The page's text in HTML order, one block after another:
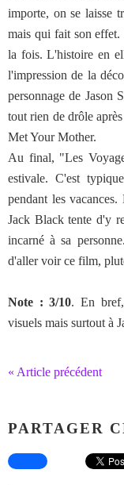
importe, on se laisse
mais qui fait son
la fois. L'histoire en
l'impression de la
personnage de Jason
tout rien de drôle
Met Your Mother.
Au final, "Les
estivale. C'est
pendant les
Jack Black tente d'y
incarné à sa
d'aller voir ce film,
Note : 3/10. En
visuels mais surtout à
« Article précédent
PARTAGER